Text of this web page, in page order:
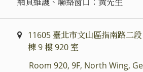
11605 臺北市文山區指南路二
棟 9 樓 920 室
Room 920, 9F, North Wing,